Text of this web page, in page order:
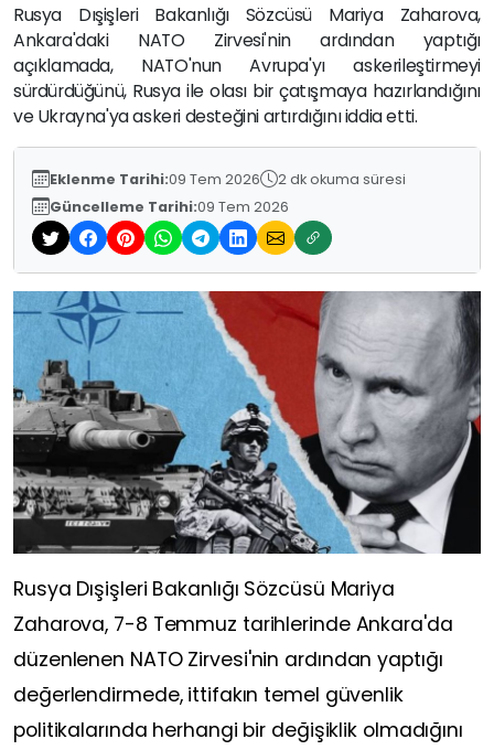
Rusya Dışişleri Bakanlığı Sözcüsü Mariya Zaharova,
Ankara'daki NATO Zirvesi'nin ardından yaptığı
açıklamada, NATO'nun Avrupa'yı askerileştirmeyi
sürdürdüğünü, Rusya ile olası bir çatışmaya hazırlandığını
ve Ukrayna'ya askeri desteğini artırdığını iddia etti.
Eklenme Tarihi:09 Tem 2026
2 dk okuma süresi
Güncelleme Tarihi:09 Tem 2026
Rusya Dışişleri Bakanlığı Sözcüsü Mariya
Zaharova, 7-8 Temmuz tarihlerinde Ankara'da
düzenlenen NATO Zirvesi'nin ardından yaptığı
değerlendirmede, ittifakın temel güvenlik
politikalarında herhangi bir değişiklik olmadığını